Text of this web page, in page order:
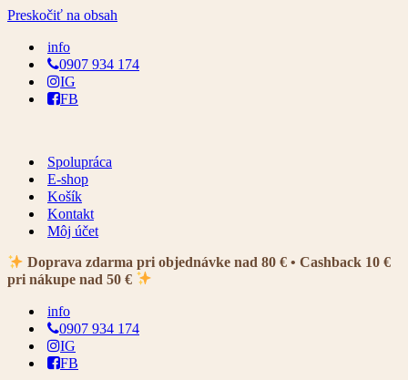
Preskočiť na obsah
info
0907 934 174
IG
FB
Spolupráca
E-shop
Košík
Kontakt
Môj účet
Doprava zdarma pri objednávke nad 80 € • Cashback 10 €
pri nákupe nad 50 €
info
0907 934 174
IG
FB